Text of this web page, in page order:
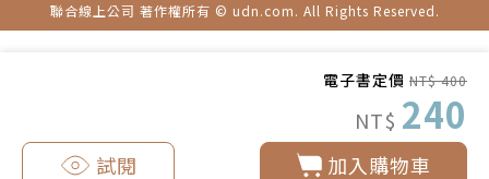
電子書定價 NT$ 400
NT$ 240
加入購物車
試閱
等。聯合線上公司 著作權所有 © udn.com. All Rights Reserved.